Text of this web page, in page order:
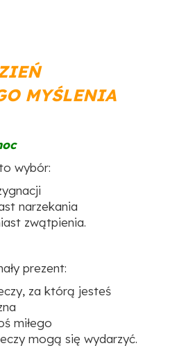
MYŚLENIA
wybór:
narzekania
zwątpienia.
prezent:
za którą jesteś
miłego
mogą się wydarzyć.